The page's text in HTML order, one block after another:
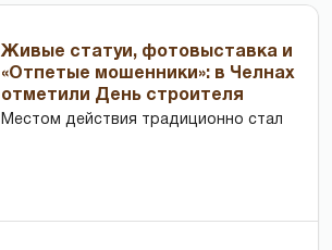
Живые статуи, фотовыставка и
«Отпетые мошенники»: в Челнах
отметили День строителя
Местом действия традиционно стал